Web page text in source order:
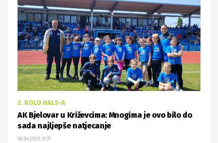
2. KOLO HALS-A
AK Bjelovar u Križevcima: Mnogima je ovo bilo do
sada najljepše natjecanje
30.04.2025. 11:37